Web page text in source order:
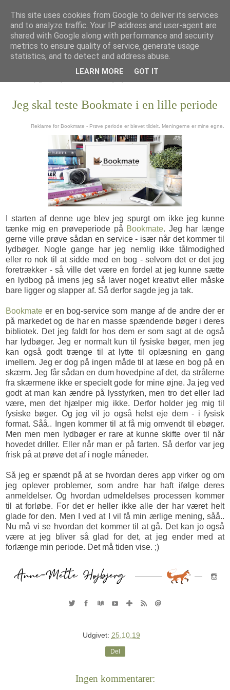
Jeg skal teste Bookmate i en lille periode
Reklame for Bookmate - Prøve periode er blevet tildelt. Meningerne er mine egne.
I starten af denne uge blev jeg spurgt om ikke jeg kunne
tænke mig en prøveperiode på Bookmate. Jeg har længe
gerne ville prøve sådan en service - især når det kommer til
lydbøger. Nogle gange har jeg nemlig ikke tålmodighed
eller ro nok til at sidde med en bog - selvom det er det jeg
foretrækker - så ville det være en fordel at jeg kunne sætte
en lydbog på imens jeg så laver noget kreativt eller måske
bare ligger og slapper af. Så derfor sagde jeg ja tak.
Bookmate er en bog-service som mange af de andre der er
på markedet og de har en masse spændende bøger i deres
bibliotek. Det jeg faldt for hos dem er som sagt at de også
har lydbøger. Jeg er normalt kun til fysiske bøger, men jeg
kan også godt trænge til at lytte til oplæsning en gang
imellem. Jeg er dog på ingen måde til at læse en bog på en
skærm. Jeg får sådan en dum hovedpine af det, da strålerne
fra skærmene ikke er specielt gode for mine øjne. Ja jeg ved
godt at man kan ændre på lysstyrken, men tro det eller lad
være, men det hjælper mig ikke. Derfor holder jeg mig til
fysiske bøger. Og jeg vil jo også helst eje dem - i fysisk
format. Såå.. Ingen kommer til at få mig omvendt til ebøger.
Men men men lydbøger er rare at kunne skifte over til når
hovedet driller. Eller når man er på farten. Så derfor var jeg
frisk på at prøve det af i nogle måneder.
Så jeg er spændt på at se hvordan deres app virker og om
jeg oplever problemer, som andre har haft ifølge deres
anmeldelser. Og hvordan udmeldelses processen kommer
til at forløbe. For det er heller ikke alle der har været helt
glade for den. Men I ved at I vil få min ærlige mening, såå..
Nu må vi se hvordan det kommer til at gå. Det kan jo også
være at jeg bliver så glad for det, at jeg ender med at
forlænge min periode. Det må tiden vise. ;)
Udgivet: 25.10.19
Del
Ingen kommentarer:
This site uses cookies from Google to deliver its services
and to analyze traffic. Your IP address and user-agent are
shared with Google along with performance and security
metrics to ensure quality of service, generate usage
statistics, and to detect and address abuse.
LEARN MORE GOT IT